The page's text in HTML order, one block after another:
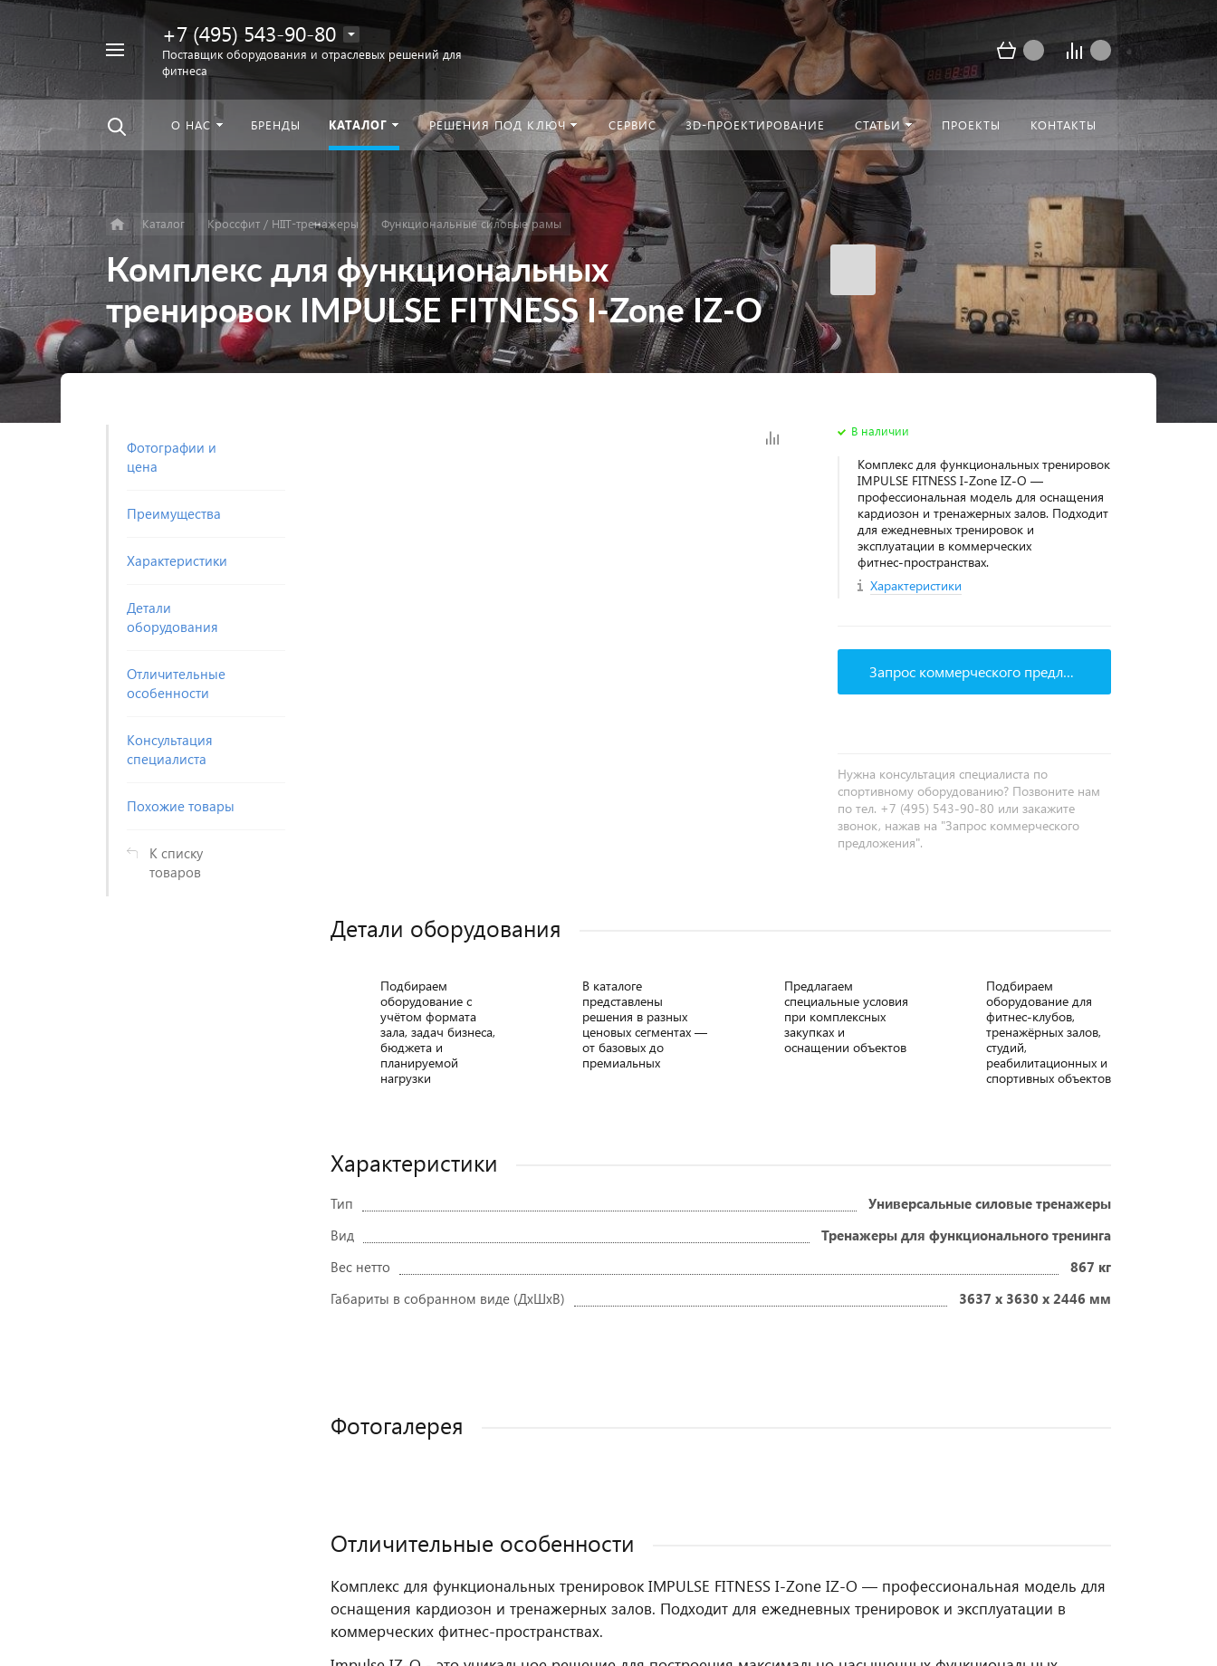
везде Найти
Например,
беговая
дорожка
+7 (495) 543-90-80
Поставщик оборудования и отраслевых решений для
фитнеса
О НАС БРЕНДЫ КАТАЛОГ РЕШЕНИЯ ПОД КЛЮЧ СЕРВИС 3D-ПРОЕКТИРОВАНИЕ СТАТЬИ ПРОЕКТЫ КОНТАКТЫ
Каталог Кроссфит / HIIT-тренажеры Функциональные силовые рамы
Комплекс для функциональных
тренировок IMPULSE FITNESS I-Zone IZ-O
Фотографии и
цена
Преимущества
Характеристики
Детали
оборудования
Отличительные
особенности
Консультация
специалиста
Похожие товары
К списку
товаров
В наличии
Комплекс для функциональных тренировок
IMPULSE FITNESS I-Zone IZ-O —
профессиональная модель для оснащения
кардиозон и тренажерных залов. Подходит
для ежедневных тренировок и
эксплуатации в коммерческих
фитнес‑пространствах.
Характеристики
Запрос коммерческого предложения
Нужна консультация специалиста по
спортивному оборудованию? Позвоните нам
по тел. +7 (495) 543-90-80 или закажите
звонок, нажав на "Запрос коммерческого
предложения".
Детали оборудования
Подбираем
оборудование с
учётом формата
зала, задач бизнеса,
бюджета и
планируемой
нагрузки
В каталоге
представлены
решения в разных
ценовых сегментах —
от базовых до
премиальных
Предлагаем
специальные условия
при комплексных
закупках и
оснащении объектов
Подбираем
оборудование для
фитнес-клубов,
тренажёрных залов,
студий,
реабилитационных и
спортивных объектов
Характеристики
Тип
Универсальные силовые тренажеры
Вид
Тренажеры для функционального тренинга
Вес нетто
867 кг
Габариты в собранном виде (ДхШхВ)
3637 х 3630 х 2446 мм
Фотогалерея
Отличительные особенности
Комплекс для функциональных тренировок IMPULSE FITNESS I-Zone IZ-O — профессиональная модель для
оснащения кардиозон и тренажерных залов. Подходит для ежедневных тренировок и эксплуатации в
коммерческих фитнес‑пространствах.